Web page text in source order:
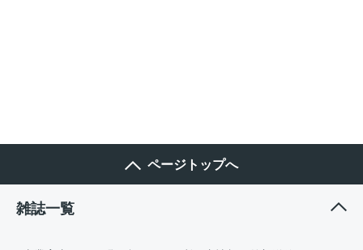
ページトップへ
雑誌一覧